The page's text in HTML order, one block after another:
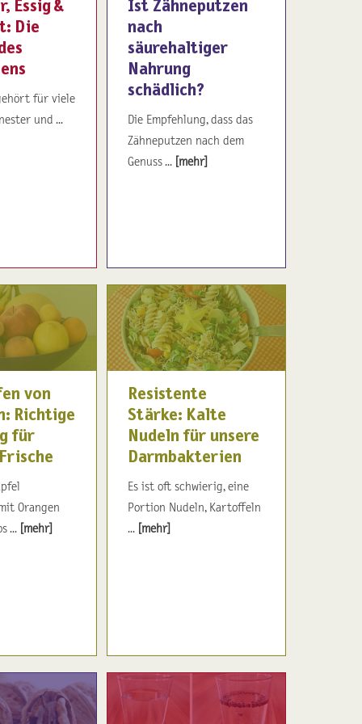
Essig &
Die
für viele
und ...
Ist Zähneputzen
nach
säurehaltiger
Nahrung
schädlich?
Die Empfehlung, dass das
Zähneputzen nach dem
Genuss ... [mehr]
von
Richtige
für
Orangen
... [mehr]
Resistente
Stärke: Kalte
Nudeln für unsere
Darmbakterien
Es ist oft schwierig, eine
Portion Nudeln, Kartoffeln
... [mehr]